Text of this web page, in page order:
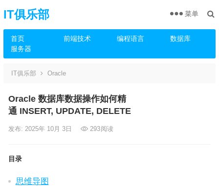
IT俱乐部
首页 前端技术 编程语言
数据库
服务器
菜单
IT俱乐部 Oracle
Oracle 数据库数据操作如何精
通 INSERT, UPDATE, DELETE
发布: 2025年 10月 3日 293阅读
目录
思维导图